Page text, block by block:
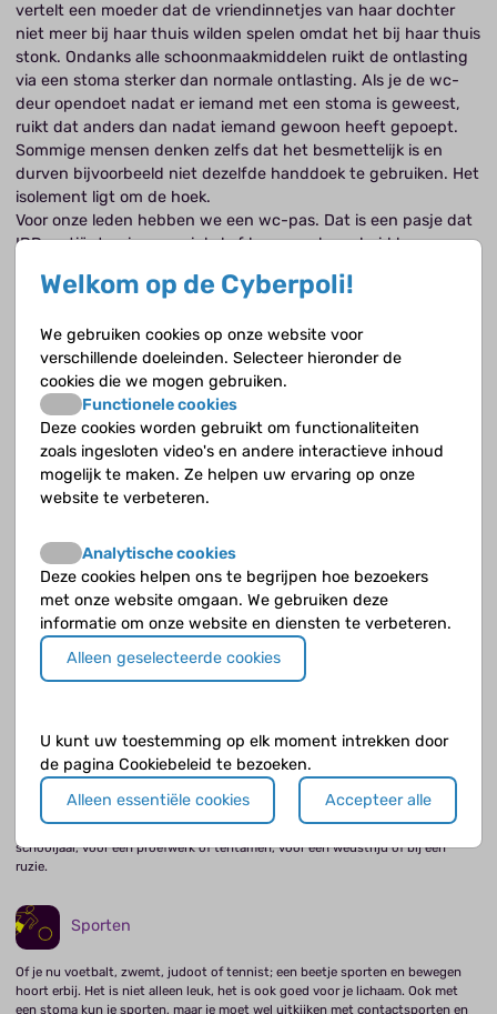
vertelt een moeder dat de vriendinnetjes van haar dochter
niet meer bij haar thuis wilden spelen omdat het bij haar thuis
stonk. Ondanks alle schoonmaakmiddelen ruikt de ontlasting
via een stoma sterker dan normale ontlasting. Als je de wc-
deur opendoet nadat er iemand met een stoma is geweest,
ruikt dat anders dan nadat iemand gewoon heeft gepoept.
Sommige mensen denken zelfs dat het besmettelijk is en
durven bijvoorbeeld niet dezelfde handdoek te gebruiken. Het
isolement ligt om de hoek.
Voor onze leden hebben we een wc-pas. Dat is een pasje dat
IBD-patiënten in een winkel of horecagelegenheid kunnen
niet steeds uit te leggen wat er aan de hand is.
Hankje Escher (43) is kindergastro-enteroloog
IBD is een ziekte waarbij schaamte een grote rol speelt. Het is
niet fijn om te praten over vervelende klachten als
bloedverlies bij de ontlasting, krampen, net de wc niet
kunnen halen en winderigheid met diarree.
Therapietrouw
School
Met een chronische darmziekte kun je gewoon naar school. Soms moet je
verzuimen, als je ziekte opvlamt, maar hoe vaak en hoe lang verschilt per
persoon. De school is verplicht daar rekening mee te houden.
Chill Out
Als je IBD hebt zijn er regelmatig perioden dat je pijn hebt en je je niet goed
voelt. Misschien is het je wel eens opgevallen dat opvlammingen vaak
optreden in stressvolle perioden bijvoorbeeld aan het begin van een nieuw
schooljaar, voor een proefwerk of tentamen, voor een wedstrijd of bij een
ruzie.
Sporten
Of je nu voetbalt, zwemt, judoot of tennist; een beetje sporten en bewegen
hoort erbij. Het is niet alleen leuk, het is ook goed voor je lichaam. Ook met
een stoma kun je sporten, maar je moet wel uitkijken met contactsporten en
Welkom op de Cyberpoli!
We gebruiken cookies op onze website voor
verschillende doeleinden. Selecteer hieronder de
cookies die we mogen gebruiken.
Functionele cookies
Deze cookies worden gebruikt om functionaliteiten
zoals ingesloten video's en andere interactieve inhoud
mogelijk te maken. Ze helpen uw ervaring op onze
website te verbeteren.
Analytische cookies
Deze cookies helpen ons te begrijpen hoe bezoekers
met onze website omgaan. We gebruiken deze
informatie om onze website en diensten te verbeteren.
Alleen geselecteerde cookies
U kunt uw toestemming op elk moment intrekken door
de pagina Cookiebeleid te bezoeken.
Alleen essentiële cookies
Accepteer alle